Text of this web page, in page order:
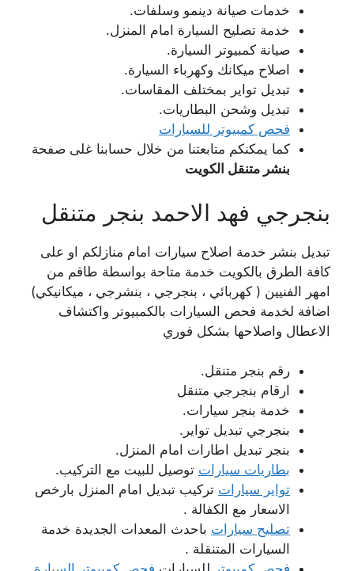
خدمات صيانة دينمو وسلفات.
خدمة تصليح السيارة امام المنزل.
صيانة كمبيوتر السيارة.
اصلاح ميكانك وكهرباء السيارة.
تبديل تواير بمختلف المقاسات.
تبديل وشحن البطاريات.
فحص كمبيوتر للسيارات
كما يمكنكم متابعتنا من خلال حسابنا غلى صفحة
بنشر متنقل الكويت
بنجرجي فهد الاحمد بنجر متنقل
تبديل بنشر خدمة اصلاح سيارات امام منازلكم او على
كافة الطرق بالكويت خدمة متاحة بواسطة طاقم من
امهر الفنيين ( كهربائي ، بنجرجي ، بنشرجي ، ميكانيكي)
اضافة لخدمة فحص السيارات بالكمبيوتر واكتشاف
الاعطال واصلاحها بشكل فوري
رقم بنجر متنقل.
ارقام بنجرجي متنقل
خدمة بنجر سيارات.
بنجرجي تبديل تواير.
بنجر تبديل اطارات امام المنزل.
بطاريات سيارات توصيل للبيت مع التركيب.
تواير سيارات تركيب تبديل امام المنزل بارخص
الاسعار مع الكفالة .
تصليح سيارات باحدث المعدات الجديدة خدمة
السيارات المتنقلة .